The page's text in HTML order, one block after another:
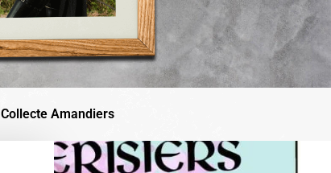
Collecte Amandiers